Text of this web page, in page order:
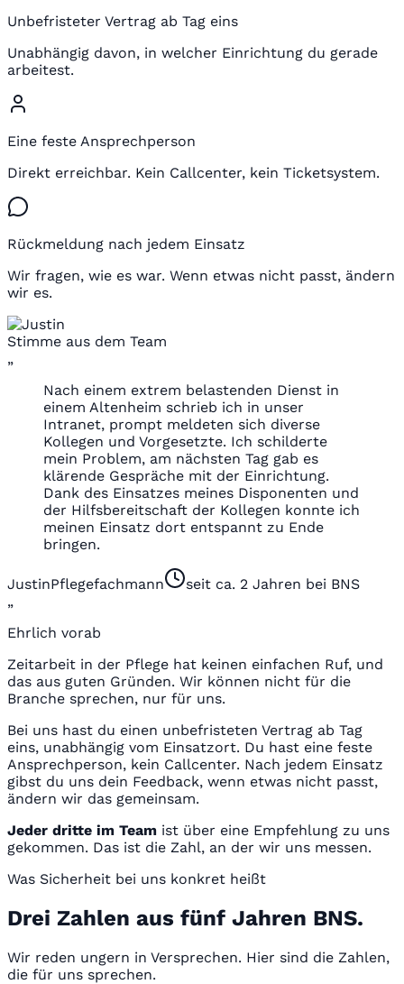
Unbefristeter Vertrag ab Tag eins
Unabhängig davon, in welcher Einrichtung du gerade
arbeitest.
Eine feste Ansprechperson
Direkt erreichbar. Kein Callcenter, kein Ticketsystem.
Rückmeldung nach jedem Einsatz
Wir fragen, wie es war. Wenn etwas nicht passt, ändern
wir es.
Stimme aus dem Team
„
Nach einem extrem belastenden Dienst in
einem Altenheim schrieb ich in unser
Intranet, prompt meldeten sich diverse
Kollegen und Vorgesetzte. Ich schilderte
mein Problem, am nächsten Tag gab es
klärende Gespräche mit der Einrichtung.
Dank des Einsatzes meines Disponenten und
der Hilfsbereitschaft der Kollegen konnte ich
meinen Einsatz dort entspannt zu Ende
bringen.
JustinPflegefachmann
seit ca. 2 Jahren bei BNS
„
Ehrlich vorab
Zeitarbeit in der Pflege hat keinen einfachen Ruf, und
das aus guten Gründen. Wir können nicht für die
Branche sprechen, nur für uns.
Bei uns hast du einen unbefristeten Vertrag ab Tag
eins, unabhängig vom Einsatzort. Du hast eine feste
Ansprechperson, kein Callcenter. Nach jedem Einsatz
gibst du uns dein Feedback, wenn etwas nicht passt,
ändern wir das gemeinsam.
Jeder dritte im Team ist über eine Empfehlung zu uns
gekommen. Das ist die Zahl, an der wir uns messen.
Was Sicherheit bei uns konkret heißt
Drei Zahlen aus fünf Jahren BNS.
Wir reden ungern in Versprechen. Hier sind die Zahlen,
die für uns sprechen.